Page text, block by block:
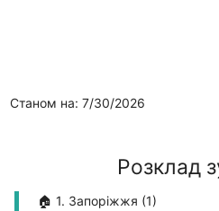
Станом на: 7/30/2026
Розклад
🏠 1. Запоріжжя (1)